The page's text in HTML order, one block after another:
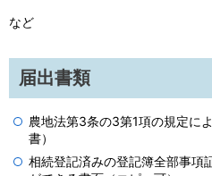
など
届出書類
農地法第3条の3第1項の規定に
書）
相続登記済みの登記簿全部事項